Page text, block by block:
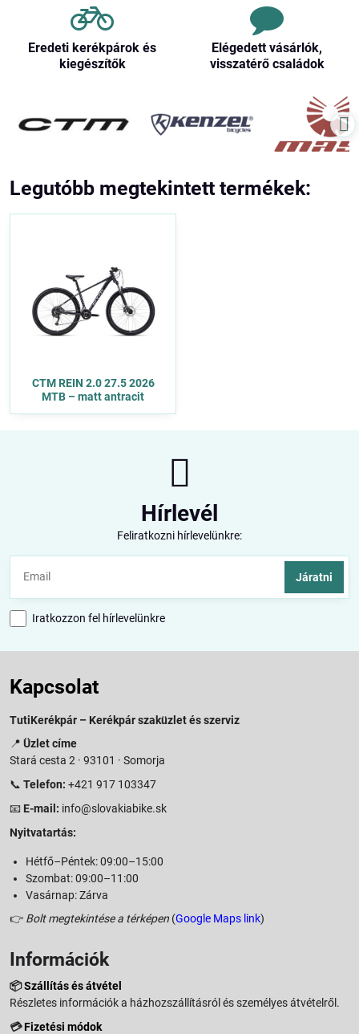
Eredeti kerékpárok és
kiegészítők
Elégedett vásárlók,
visszatérő családok
Legutóbb megtekintett termékek:
CTM REIN 2.0 27.5 2026
MTB – matt antracit
Hírlevél
Feliratkozni hírlevelünkre:
Járatni
Iratkozzon fel hírlevelünkre
Kapcsolat
TutiKerékpár – Kerékpár szaküzlet és szerviz
📍 Üzlet címe
Stará cesta 2 · 93101 · Somorja
📞 Telefon: +421 917 103347
📧 E-mail: info@slovakiabike.sk
Nyitvatartás:
Hétfő–Péntek: 09:00–15:00
Szombat: 09:00–11:00
Vasárnap: Zárva
👉 Bolt megtekintése a térképen (Google Maps link)
Információk
📦Szállítás és átvétel
Részletes információk a házhozszállításról és személyes átvételről.
💳Fizetési módok